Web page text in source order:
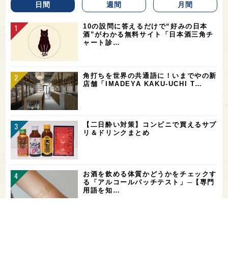
日間 週間 月間
10の設問に答えるだけで“好みの日本
酒”がわかる無料サイト「日本酒三角チ
ャート診…
角打ちを世界の共通語に！いまでやの新
店舗「IMADEYA KAKU-UCHI T…
【二日酔い対策】コンビニで買えるサプ
リ＆ドリンクまとめ
お酒を飲める体質かどうかをチェックす
る「アルコールパッチテスト」─【専門
用語を知…